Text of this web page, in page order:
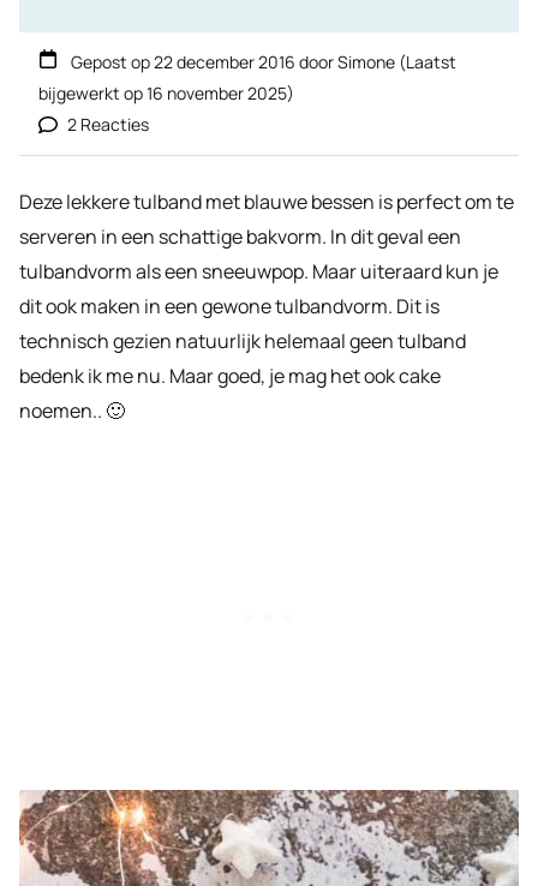
Gepost op22 december 2016 doorSimone (Laatst
bijgewerkt op16 november 2025)
2 Reacties
Deze lekkere tulband met blauwe bessen is perfect om te
serveren in een schattige bakvorm. In dit geval een
tulbandvorm als een sneeuwpop. Maar uiteraard kun je
dit ook maken in een gewone tulbandvorm. Dit is
technisch gezien natuurlijk helemaal geen tulband
bedenk ik me nu. Maar goed, je mag het ook cake
noemen.. 🙂